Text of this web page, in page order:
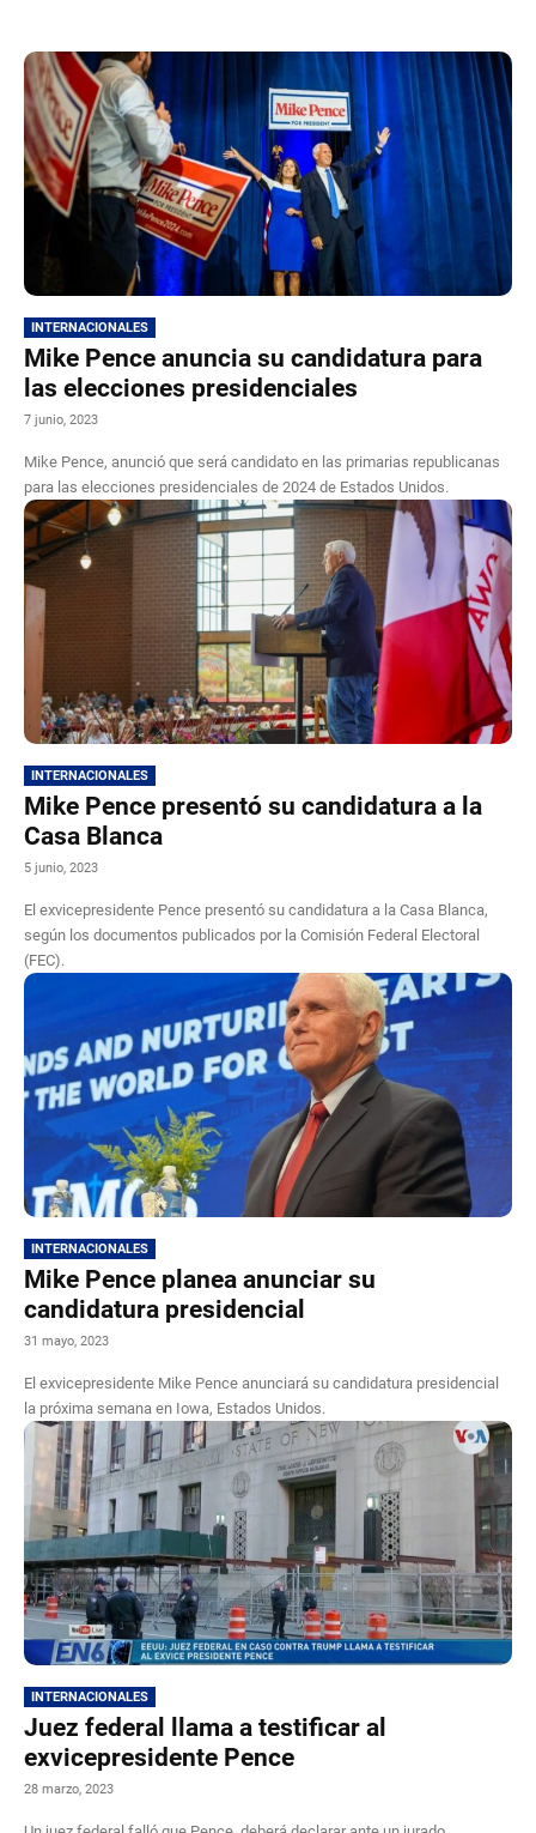
INTERNACIONALES
Mike Pence anuncia su candidatura para
las elecciones presidenciales
7 junio, 2023
Mike Pence, anunció que será candidato en las primarias republicanas
para las elecciones presidenciales de 2024 de Estados Unidos.
INTERNACIONALES
Mike Pence presentó su candidatura a la
Casa Blanca
5 junio, 2023
El exvicepresidente Pence presentó su candidatura a la Casa Blanca,
según los documentos publicados por la Comisión Federal Electoral
(FEC).
INTERNACIONALES
Mike Pence planea anunciar su
candidatura presidencial
31 mayo, 2023
El exvicepresidente Mike Pence anunciará su candidatura presidencial
la próxima semana en Iowa, Estados Unidos.
INTERNACIONALES
Juez federal llama a testificar al
exvicepresidente Pence
28 marzo, 2023